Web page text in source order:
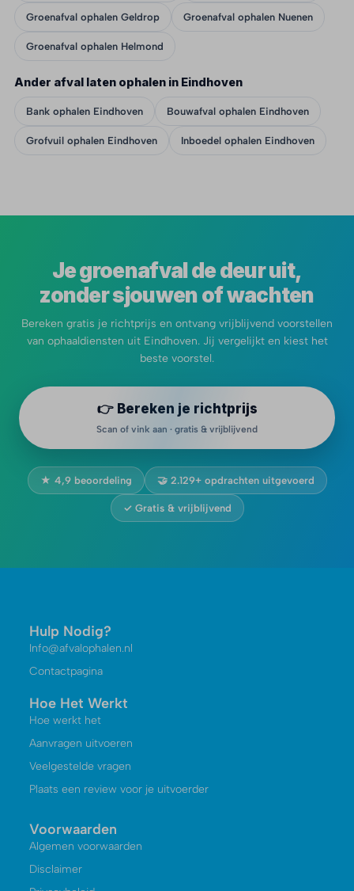
Groenafval ophalen Geldrop Groenafval ophalen Nuenen
Groenafval ophalen Helmond
Ander afval laten ophalen in Eindhoven
Bank ophalen Eindhoven Bouwafval ophalen Eindhoven
Grofvuil ophalen Eindhoven Inboedel ophalen Eindhoven
Je groenafval de deur uit,
zonder sjouwen of wachten
Bereken gratis je richtprijs en ontvang vrijblijvend voorstellen
van ophaaldiensten uit Eindhoven. Jij vergelijkt en kiest het
beste voorstel.
👉 Bereken je richtprijs
Scan of vink aan · gratis & vrijblijvend
★ 4,9 beoordeling 🤝 2.129+ opdrachten uitgevoerd
✓ Gratis & vrijblijvend
Hulp Nodig?
Info@afvalophalen.nl
Contactpagina
Hoe Het Werkt
Hoe werkt het
Aanvragen uitvoeren
Veelgestelde vragen
Plaats een review voor je uitvoerder
Voorwaarden
Algemen voorwaarden
Disclaimer